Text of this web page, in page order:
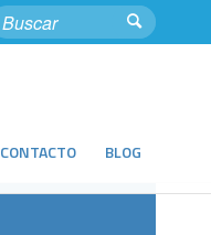
CONTACTO BLOG